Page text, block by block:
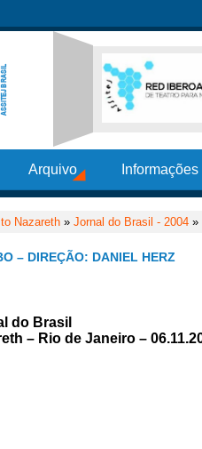
Arquivo
Nazareth » Jornal do Brasil - 2004 »
– DIREÇÃO: DANIEL HERZ
do Brasil
– Rio de Janeiro –